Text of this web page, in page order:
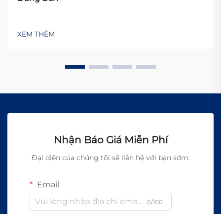
XEM THÊM
Nhận Báo Giá Miễn Phí
Đại diện của chúng tôi sẽ liên hệ với bạn sớm.
Email
0/100